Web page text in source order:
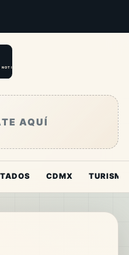
AQUÍ
CDMX TURISMO